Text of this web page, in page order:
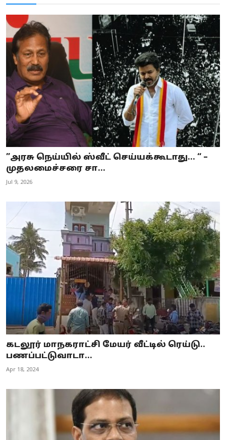
”அரசு நெய்யில் ஸ்வீட் செய்யக்கூடாது… “ –
முதலமைச்சரை சா...
Jul 9, 2026
கடலூர் மாநகராட்சி மேயர் வீட்டில் ரெய்டு..
பணப்பட்டுவாடா...
Apr 18, 2024